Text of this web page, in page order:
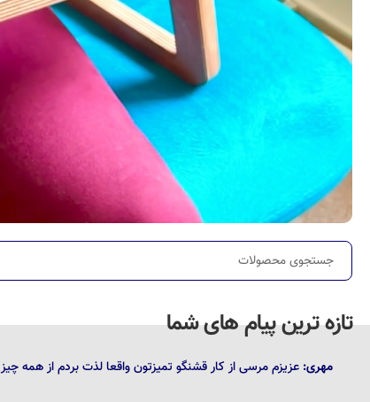
تازه ترین پیام های شما
مهری: عزیزم مرسی از کار قشنگو تمیزتون واقعا لذت بردم از همه چیز